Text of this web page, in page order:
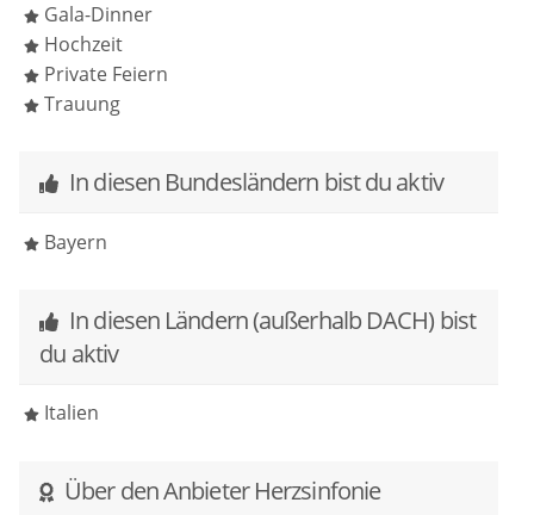
schaffen. Ich freue mich so sehr darauf, eure
Geschichte zu hören!
Gala-Dinner
Hochzeit
Private Feiern
Trauung
In diesen Bundesländern bist du aktiv
Bayern
In diesen Ländern (außerhalb DACH) bist
du aktiv
Italien
Über den Anbieter Herzsinfonie